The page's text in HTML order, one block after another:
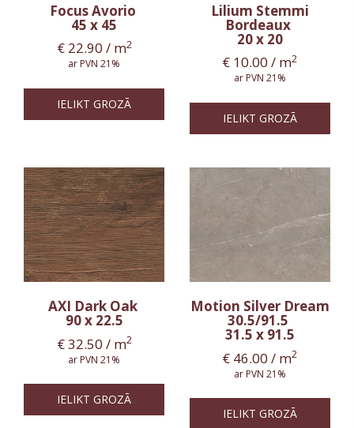
Focus Avorio
45 x 45
€22.90 / m2
ar PVN 21%
IELIKT GROZĀ
Lilium Stemmi
Bordeaux
20 x 20
€ 10.00 / m2
ar PVN 21%
IELIKT GROZĀ
AXI Dark Oak
90 x 22.5
€32.50 / m2
ar PVN 21%
IELIKT GROZĀ
Motion Silver Dream
30.5/91.5
31.5 x 91.5
€ 46.00 / m2
ar PVN 21%
IELIKT GROZĀ